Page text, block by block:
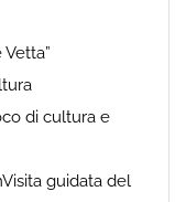
di cultura e
guidata del